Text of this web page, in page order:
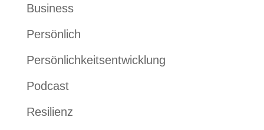
Business
Persönlich
Persönlichkeitsentwicklung
Podcast
Resilienz